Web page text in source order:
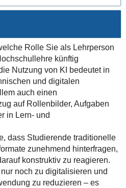
Rolle Sie als Lehrperson
künftig
Nutzung von KI bedeutet in
und digitalen
auch einen
auf Rollenbilder, Aufgaben
in Lern- und
dass Studierende traditionelle
zunehmend hinterfragen,
konstruktiv zu reagieren.
noch zu digitalisieren und
zu reduzieren – es